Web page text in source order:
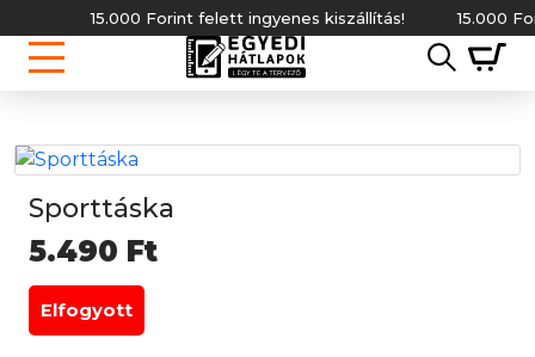
15.000 Forint felett ingyenes kiszállítás! 15.000
Sporttáska
5.490 Ft
Elfogyott